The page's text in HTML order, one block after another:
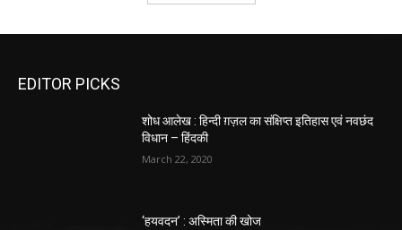
EDITOR PICKS
शोध आलेख : हिन्दी ग़ज़ल का संक्षिप्त इतिहास एवं नवछंद
विधान – हिंदकी
March 22, 2020
‘हयवदन’ : अस्मिता की खोज